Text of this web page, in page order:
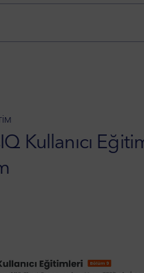
Kullanıcı